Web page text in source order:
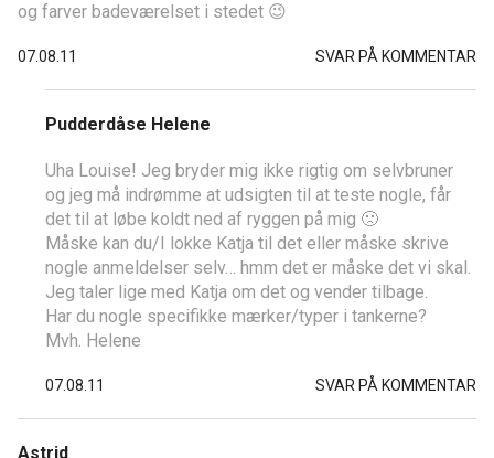
og farver badeværelset i stedet 😉
07.08.11 SVAR PÅ KOMMENTAR
Pudderdåse Helene
Uha Louise! Jeg bryder mig ikke rigtig om selvbruner
og jeg må indrømme at udsigten til at teste nogle, får
det til at løbe koldt ned af ryggen på mig 🙁
Måske kan du/I lokke Katja til det eller måske skrive
nogle anmeldelser selv… hmm det er måske det vi skal.
Jeg taler lige med Katja om det og vender tilbage.
Har du nogle specifikke mærker/typer i tankerne?
Mvh. Helene
07.08.11 SVAR PÅ KOMMENTAR
Astrid